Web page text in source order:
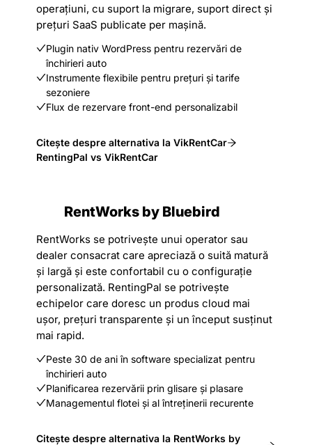
operațiuni, cu suport la migrare, suport direct și
prețuri SaaS publicate per mașină.
Plugin nativ WordPress pentru rezervări de
închirieri auto
Instrumente flexibile pentru prețuri și tarife
sezoniere
Flux de rezervare front-end personalizabil
Citește despre alternativa la VikRentCar
RentingPal vs VikRentCar
RentWorks by Bluebird
RentWorks se potrivește unui operator sau
dealer consacrat care apreciază o suită matură
și largă și este confortabil cu o configurație
personalizată. RentingPal se potrivește
echipelor care doresc un produs cloud mai
ușor, prețuri transparente și un început susținut
mai rapid.
Peste 30 de ani în software specializat pentru
închirieri auto
Planificarea rezervării prin glisare și plasare
Managementul flotei și al întreținerii recurente
Citește despre alternativa la RentWorks by